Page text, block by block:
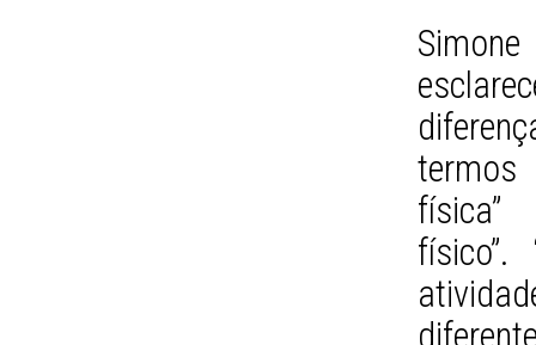
física”
físico”.